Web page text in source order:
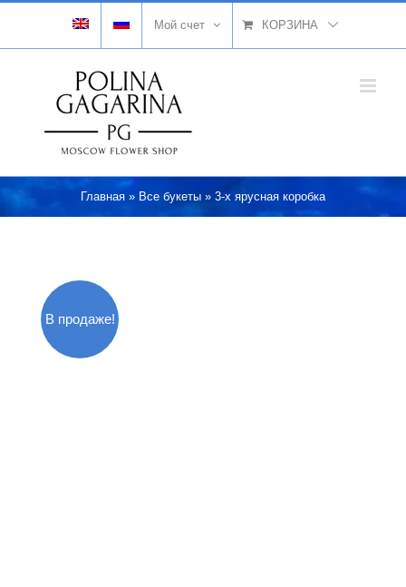
Мой счет КОРЗИНА
Главная » Все букеты » 3-х ярусная коробка
В продаже!